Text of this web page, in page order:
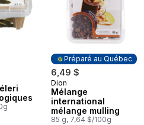
Préparé au Québec
6,49 $
Préparé au Québec
Dion
Mélange
international
mélange mulling
85 g, 7,64 $/100g